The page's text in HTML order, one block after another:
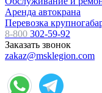
Аренда автокрана
Перевозка
8-800 302-59-92
Заказать звонок
zakaz@msklegion.com